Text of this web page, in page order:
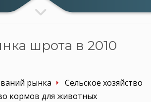
шрота в 2010
рынка
Сельское хозяйство
кормов для животных